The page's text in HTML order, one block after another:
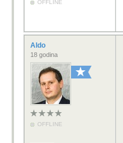
OFFLINE
Aldo
18 godina
OFFLINE